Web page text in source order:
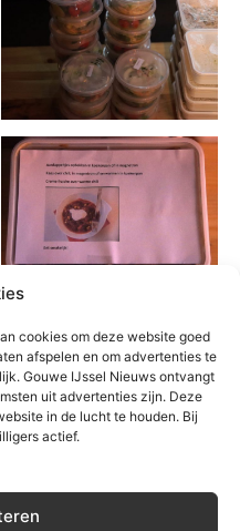
cookies om deze website goed
afspelen en om advertenties te
Gouwe IJssel Nieuws ontvangt
uit advertenties zijn. Deze
in de lucht te houden. Bij
actief.
Maaltijden